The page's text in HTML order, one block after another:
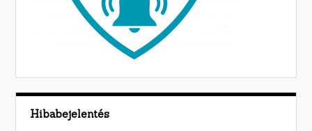
Hibabejelentés